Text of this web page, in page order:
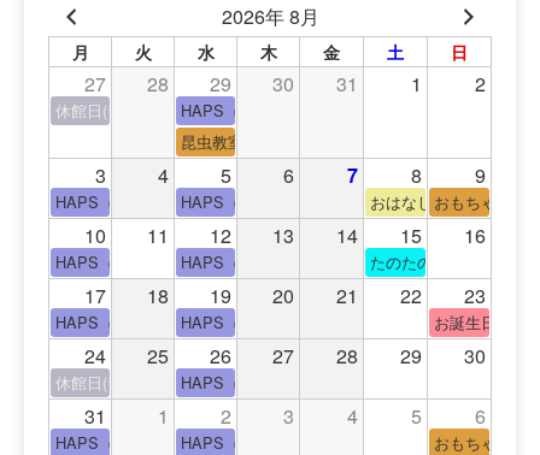
ビ
ゲ
ー
シ
ョ
ン
2026年 8月
月 火 水 木 金 土 日
27 28 29 30 31 1 2
休館日(青少年会館休館日)HAPS（中高生タイム）
昆虫教室
3 4 5 6 7 8 9
HAPS（中高生タイム）HAPS（中高生タイム） おはなし会おもちゃの広
10 11 12 13 14 15 16
HAPS（中高生タイム）HAPS（中高生タイム） たのたのサイエンス教
17 18 19 20 21 22 23
HAPS（中高生タイム）HAPS（中高生タイム） お誕生日(手形
24 25 26 27 28 29 30
休館日(青少年会館休館日)HAPS（中高生タイム）
31 1 2 3 4 5 6
HAPS（中高生タイム）HAPS（中高生タイム） おもちゃの広